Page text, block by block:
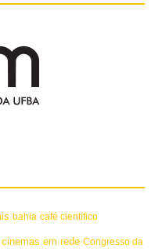
bahia café científico
cinemas em rede Congresso da